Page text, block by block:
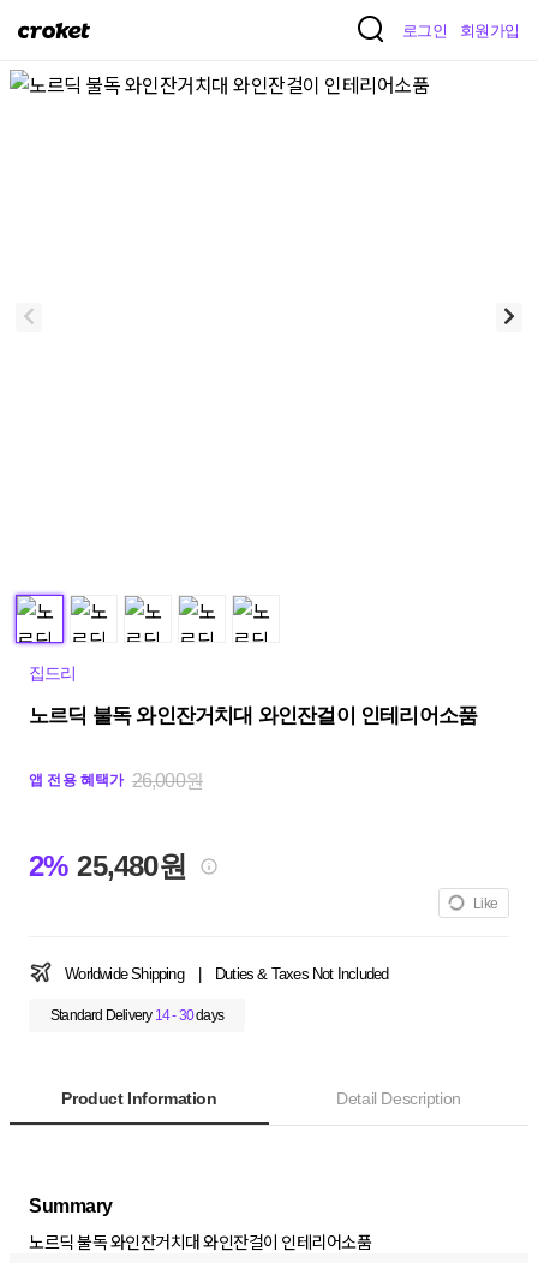
크
켓
로그인 회원가입
집드리
노르딕 불독 와인잔거치대 와인잔걸이 인테리어소품
앱 전용 혜택가 26,000원
2% 25,480원
Like
Worldwide Shipping Duties & Taxes Not Included
Standard Delivery 14 - 30days
Product Information Detail Description
Summary
노르딕 불독 와인잔거치대 와인잔걸이 인테리어소품